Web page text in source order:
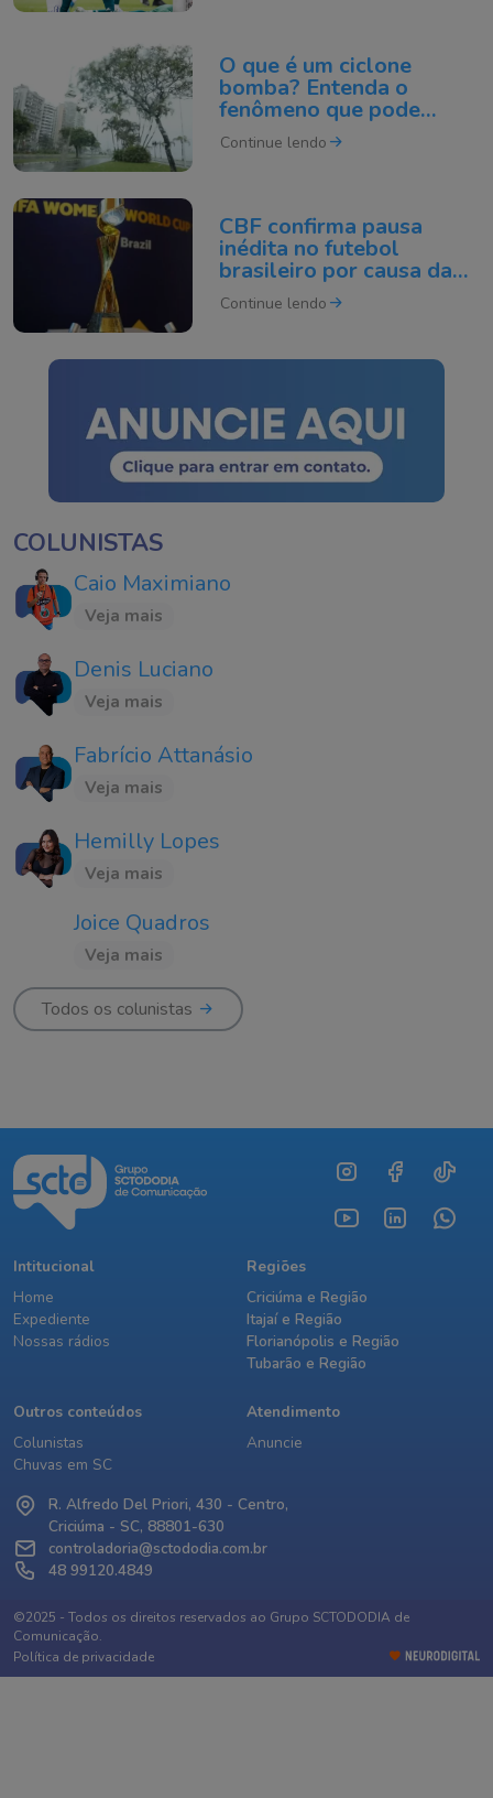
O que é um ciclone
bomba? Entenda o
fenômeno que pode
atingir o Sul do Brasil
Continue lendo
CBF confirma pausa
inédita no futebol
brasileiro por causa da
Copa do Mundo de 2027
Continue lendo
COLUNISTAS
Caio Maximiano
Veja mais
Denis Luciano
Veja mais
Fabrício Attanásio
Veja mais
Hemilly Lopes
Veja mais
Joice Quadros
Veja mais
Todos os colunistas
Intitucional
Home
Expediente
Nossas rádios
Regiões
Criciúma e Região
Itajaí e Região
Florianópolis e Região
Tubarão e Região
Outros conteúdos
Colunistas
Chuvas em SC
Atendimento
Anuncie
R. Alfredo Del Priori, 430 - Centro,
Criciúma - SC, 88801-630
controladoria@sctododia.com.br
48 99120.4849
©2025 - Todos os direitos reservados ao Grupo SCTODODIA de
Comunicação.
Política de privacidade